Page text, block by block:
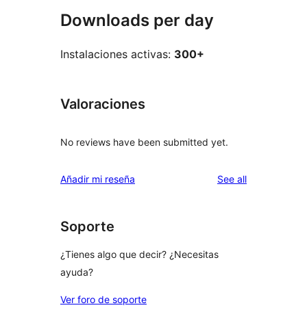
Downloads per day
Instalaciones activas: 300+
Valoraciones
No reviews have been submitted yet.
Añadir mi reseña See allreviews
Soporte
¿Tienes algo que decir? ¿Necesitas
ayuda?
Ver foro de soporte